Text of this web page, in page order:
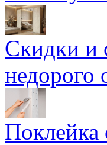
Скидки и
недорого
Поклейка